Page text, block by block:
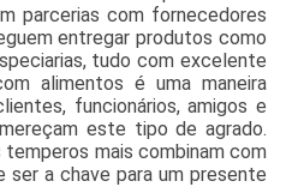
parcerias com fornecedores
entregar produtos como
tudo com excelente
alimentos é uma maneira
funcionários, amigos e
este tipo de agrado.
temperos mais combinam com
ser a chave para um presente